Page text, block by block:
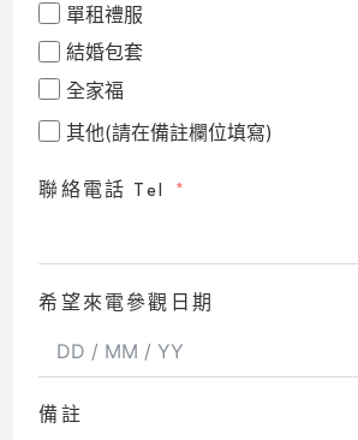
單租禮服
結婚包套
全家福
其他(請在備註欄位填寫)
聯絡電話 Tel
希望來電參觀日期
備註